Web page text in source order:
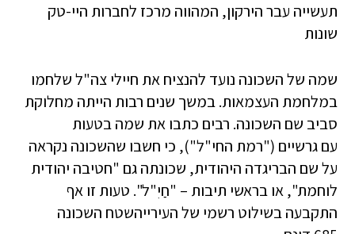
תעשייה עבר הירקון, המהווה מרכז לחברות היי-טק
שונות
שמה של השכונה נועד להנציח את חיילי צה"ל שלחמו
במלחמת העצמאות. במשך שנים רבות הייתה מחלוקת
סביב שם השכונה. רבים כתבו את שמה בטעות
עם גרשיים ("רמת החי"ל"), כי חשבו שהשכונה נקראה
על שם הבריגדה היהודית, שכונתה גם "חטיבה יהודית
לוחמת", או בראשי תיבות – "חַיִ"ל". טעות זו אף
התקבעה בשילוט רשמי של העירייהשטח השכונה